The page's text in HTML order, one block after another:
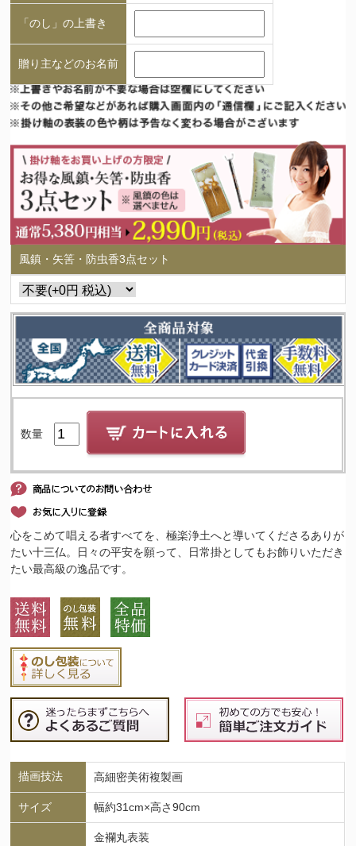
「のし」の上書き
贈り主などのお名前
風鎮・矢筈・防虫香3点セット
数量
心をこめて唱える者すべてを、極楽浄土へと導いてくださるありが
たい十三仏。日々の平安を願って、日常掛としてもお飾りいただき
たい最高級の逸品です。
描画技法 高細密美術複製画
サイズ 幅約31cm×高さ90cm
金襴丸表装